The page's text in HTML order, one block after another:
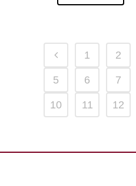
1 2
5 6 7
10 11 12